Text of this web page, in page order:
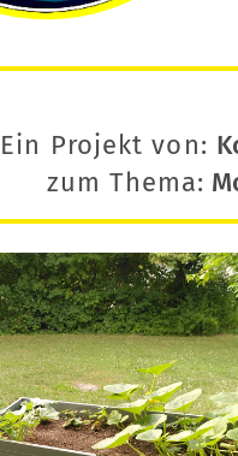
Ein Projekt von:
zum Thema: